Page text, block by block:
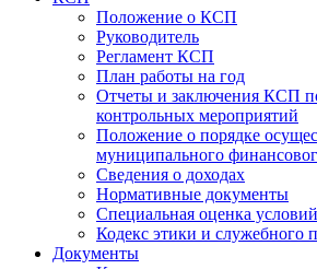
Положение о КСП
Руководитель
Регламент КСП
План работы на год
Отчеты и заключения КСП
контрольных мероприятий
Положение о порядке
муниципального
Сведения о доходах
Нормативные документы
Специальная оценка
Кодекс этики и служебного
Документы